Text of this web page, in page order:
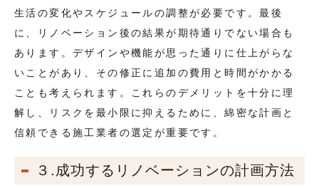
生活の変化やスケジュールの調整が必要です。最後
に、リノベーション後の結果が期待通りでない場合も
あります。デザインや機能が思った通りに仕上がらな
いことがあり、その修正に追加の費用と時間がかかる
ことも考えられます。これらのデメリットを十分に理
解し、リスクを最小限に抑えるために、綿密な計画と
信頼できる施工業者の選定が重要です。
３.成功するリノベーションの計画方法